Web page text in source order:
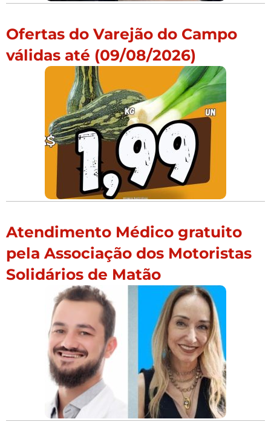
Ofertas do Varejão do Campo
válidas até (09/08/2026)
Atendimento Médico gratuito
pela Associação dos Motoristas
Solidários de Matão